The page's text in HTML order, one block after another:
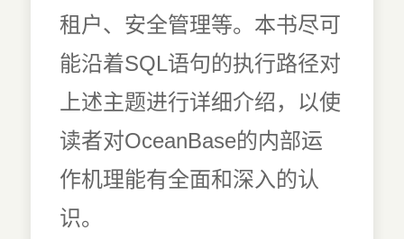
租户、安全管理等。本书尽可
能沿着SQL语句的执行路径对
上述主题进行详细介绍，以使
读者对OceanBase的内部运
作机理能有全面和深入的认
识。